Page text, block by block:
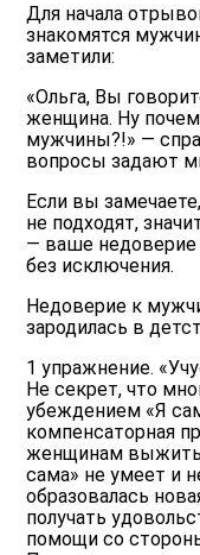
Для начала
знакомятся
заметили:
«Ольга, Вы
женщина. Ну
мужчины?!» —
вопросы задают
Если вы
не подходят,
— ваше
без исключения.
Недоверие к
зародилась в
1 упражнение.
Не секрет, что
убеждением «Я
компенсаторная
женщинам
сама» не умеет и
образовалась
получать
помощи со